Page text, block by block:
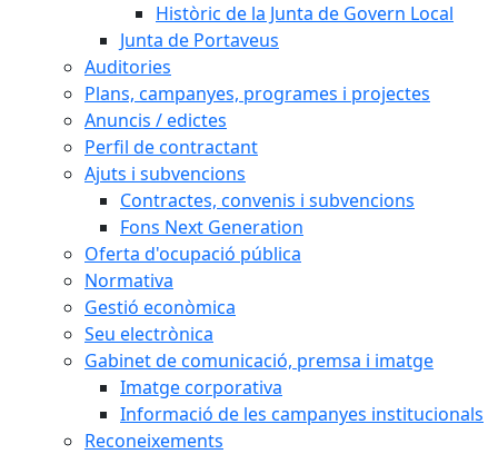
Històric de la Junta de Govern Local
Junta de Portaveus
Auditories
Plans, campanyes, programes i projectes
Anuncis / edictes
Perfil de contractant
Ajuts i subvencions
Contractes, convenis i subvencions
Fons Next Generation
Oferta d'ocupació pública
Normativa
Gestió econòmica
Seu electrònica
Gabinet de comunicació, premsa i imatge
Imatge corporativa
Informació de les campanyes institucionals
Reconeixements